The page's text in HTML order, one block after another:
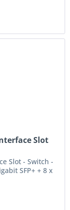
Slot
Slot - Switch -
SFP+ + 8 x